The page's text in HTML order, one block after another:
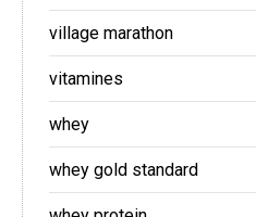
village marathon
vitamines
whey
whey gold standard